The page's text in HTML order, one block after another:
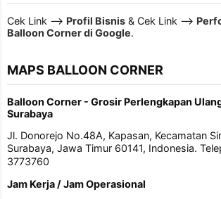
Cek Link --> Profil Bisnis & Cek Link -->
Balloon Corner di Google.
MAPS BALLOON CORNER
Balloon Corner - Grosir Perlengkapan
Surabaya
Jl. Donorejo No.48A, Kapasan, Kecamatan
Surabaya, Jawa Timur 60141, Indonesia.
3773760
Jam Kerja / Jam Operasional